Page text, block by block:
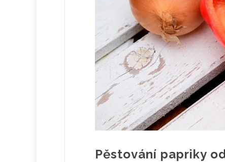
Pěstování papriky